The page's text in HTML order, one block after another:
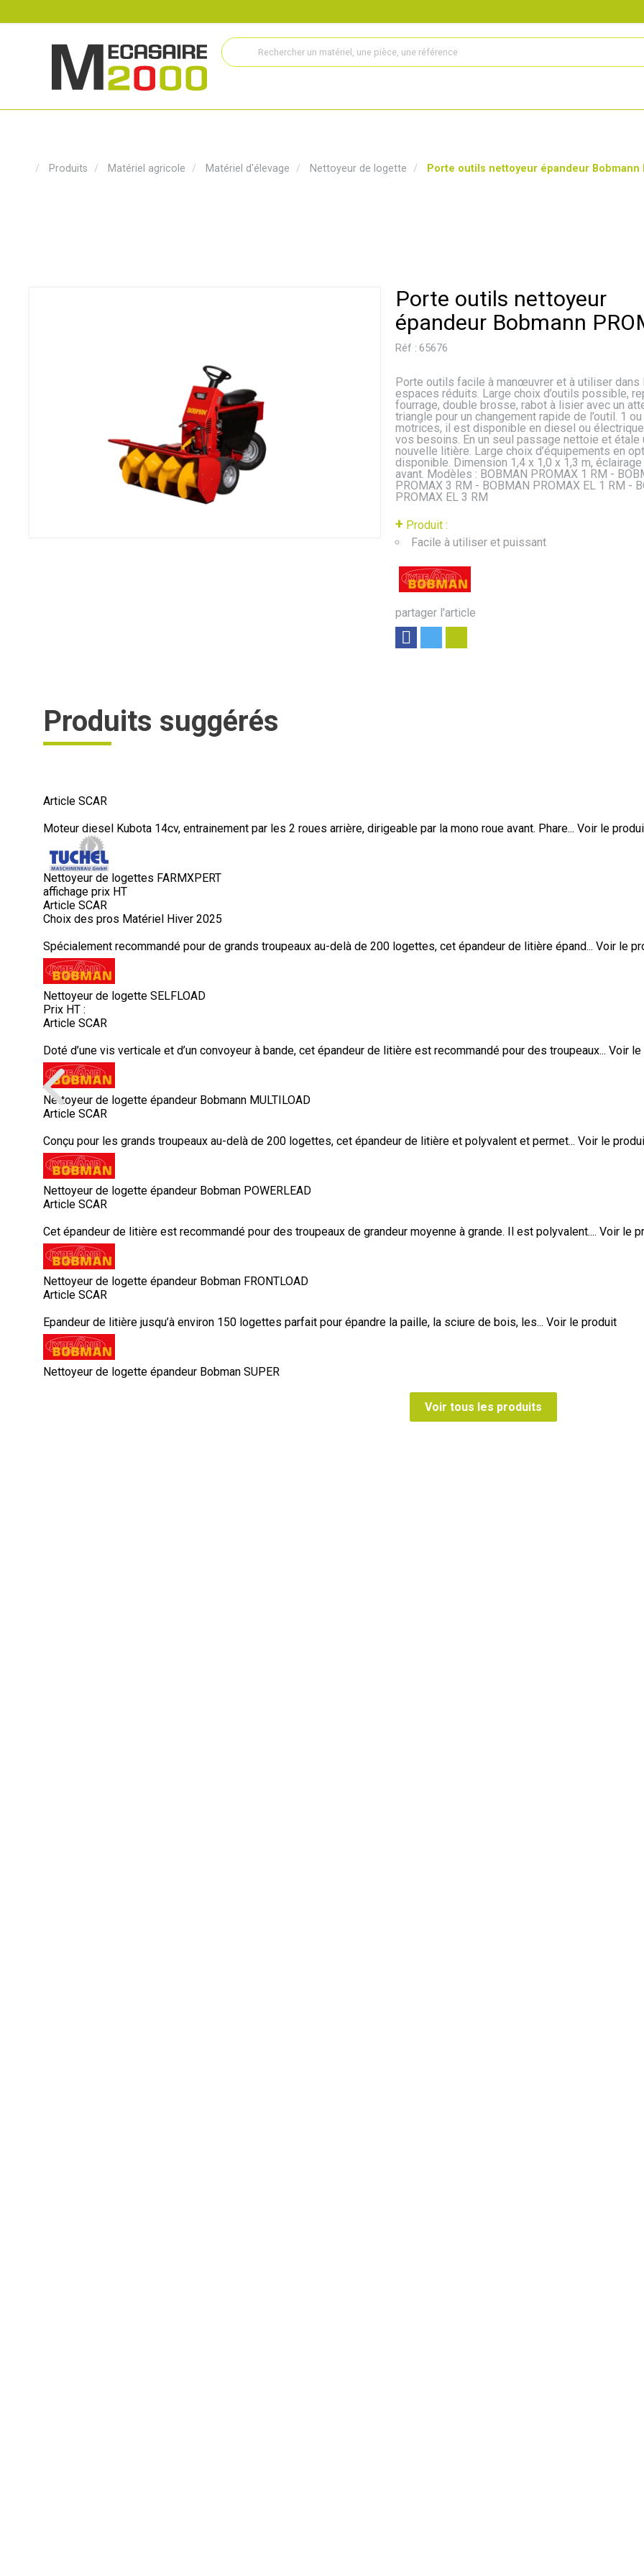
Produits Matériel agricole Matériel d'élevage Nettoyeur de logette Porte outils nettoyeur épandeur Bobmann
Porte outils nettoyeur
épandeur Bobmann
Réf : 65676
+ Produit :
Facile à utiliser et puissant
partager l'article
Porte outils facile à manœuvrer et à utiliser dans
espaces réduits. Large choix d’outils possible,
fourrage, double brosse, rabot à lisier avec un
triangle pour un changement rapide de l’outil. 1
motrices, il est disponible en diesel ou
vos besoins. En un seul passage nettoie et étale
nouvelle litière. Large choix d’équipements en
disponible. Dimension 1,4 x 1,0 x 1,3 m, éclairage
avant. Modèles : BOBMAN PROMAX 1 RM -
PROMAX 3 RM - BOBMAN PROMAX EL 1 RM -
PROMAX EL 3 RM
Produits suggérés
Article SCAR
Moteur diesel Kubota 14cv, entrainement par les 2 roues arrière, dirigeable par la mono roue avant. Phare... Voir le
Nettoyeur de logettes FARMXPERT
affichage prix HT
Article SCAR
Choix des pros Matériel Hiver 2025
Spécialement recommandé pour de grands troupeaux au-delà de 200 logettes, cet épandeur de litière épand... Voir le
Nettoyeur de logette SELFLOAD
Prix HT :
Article SCAR
Doté d’une vis verticale et d’un convoyeur à bande, cet épandeur de litière est recommandé pour des troupeaux... Voir le
Nettoyeur de logette épandeur Bobmann MULTILOAD
Article SCAR
Conçu pour les grands troupeaux au-delà de 200 logettes, cet épandeur de litière et polyvalent et permet... Voir le
Nettoyeur de logette épandeur Bobman POWERLEAD
Article SCAR
Cet épandeur de litière est recommandé pour des troupeaux de grandeur moyenne à grande. Il est polyvalent.... Voir le
Nettoyeur de logette épandeur Bobman FRONTLOAD
Article SCAR
Epandeur de litière jusqu’à environ 150 logettes parfait pour épandre la paille, la sciure de bois, les... Voir le produit
Nettoyeur de logette épandeur Bobman SUPER
Voir tous les produits